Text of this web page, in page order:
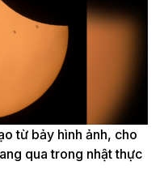
từ bảy hình ảnh, cho
qua trong nhật thực